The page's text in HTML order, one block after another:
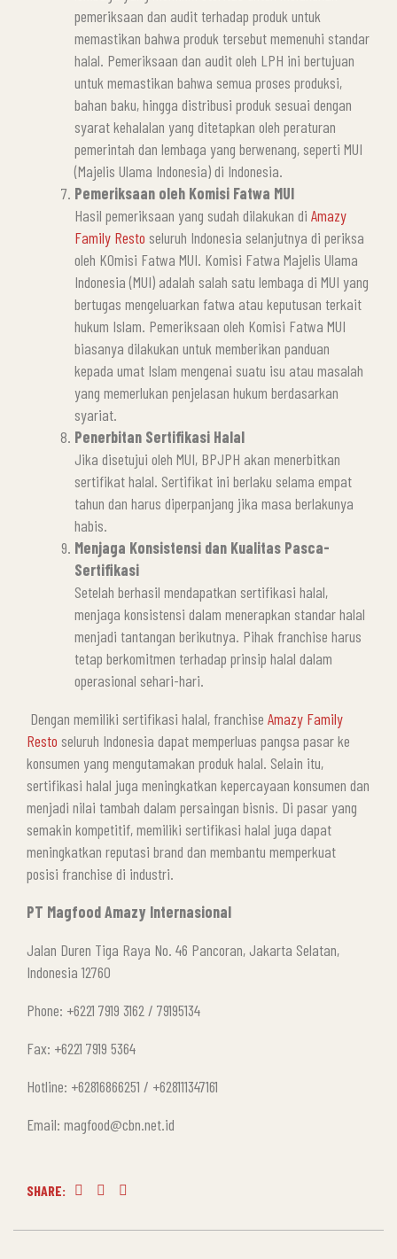
pemeriksaan dan audit terhadap produk untuk
memastikan bahwa produk tersebut memenuhi standar
halal. Pemeriksaan dan audit oleh LPH ini bertujuan
untuk memastikan bahwa semua proses produksi,
bahan baku, hingga distribusi produk sesuai dengan
syarat kehalalan yang ditetapkan oleh peraturan
pemerintah dan lembaga yang berwenang, seperti MUI
(Majelis Ulama Indonesia) di Indonesia.
Pemeriksaan oleh Komisi Fatwa MUI
Hasil pemeriksaan yang sudah dilakukan di Amazy
Family Resto seluruh Indonesia selanjutnya di periksa
oleh KOmisi Fatwa MUI. Komisi Fatwa Majelis Ulama
Indonesia (MUI) adalah salah satu lembaga di MUI yang
bertugas mengeluarkan fatwa atau keputusan terkait
hukum Islam. Pemeriksaan oleh Komisi Fatwa MUI
biasanya dilakukan untuk memberikan panduan
kepada umat Islam mengenai suatu isu atau masalah
yang memerlukan penjelasan hukum berdasarkan
syariat.
Penerbitan Sertifikasi Halal
Jika disetujui oleh MUI, BPJPH akan menerbitkan
sertifikat halal. Sertifikat ini berlaku selama empat
tahun dan harus diperpanjang jika masa berlakunya
habis.
Menjaga Konsistensi dan Kualitas Pasca-
Sertifikasi
Setelah berhasil mendapatkan sertifikasi halal,
menjaga konsistensi dalam menerapkan standar halal
menjadi tantangan berikutnya. Pihak franchise harus
tetap berkomitmen terhadap prinsip halal dalam
operasional sehari-hari.
Dengan memiliki sertifikasi halal, franchise Amazy Family
Resto seluruh Indonesia dapat memperluas pangsa pasar ke
konsumen yang mengutamakan produk halal. Selain itu,
sertifikasi halal juga meningkatkan kepercayaan konsumen dan
menjadi nilai tambah dalam persaingan bisnis. Di pasar yang
semakin kompetitif, memiliki sertifikasi halal juga dapat
meningkatkan reputasi brand dan membantu memperkuat
posisi franchise di industri.
PT Magfood Amazy Internasional
Jalan Duren Tiga Raya No. 46 Pancoran, Jakarta Selatan,
Indonesia 12760
Phone: +6221 7919 3162 / 79195134
Fax: +6221 7919 5364
Hotline: +62816866251 / +628111347161
Email: magfood@cbn.net.id
SHARE: